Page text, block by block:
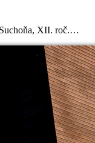
XII. roč.…